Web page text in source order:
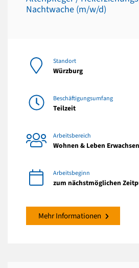
Nachtwache (m/w/d)
Standort
Würzburg
Beschäftigungsumfang
Teilzeit
Arbeitsbereich
Wohnen & Leben
Arbeitsbeginn
zum nächstmöglichen
Mehr Informationen